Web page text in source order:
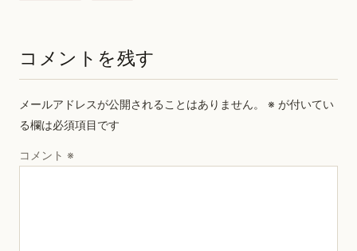
コメントを残す
メールアドレスが公開されることはありません。 ※ が付いてい
る欄は必須項目です
コメント ※